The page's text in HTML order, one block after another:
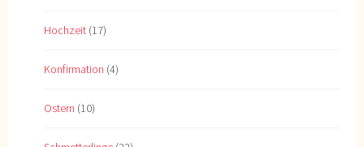
Hochzeit (17)
Konfirmation (4)
Ostern (10)